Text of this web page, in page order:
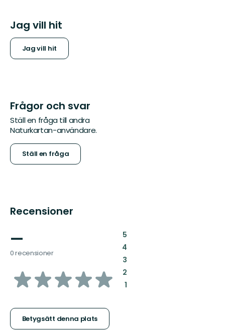
Jag vill hit
Jag vill hit
Frågor och svar
Ställ en fråga till andra
Naturkartan-användare.
Ställ en fråga
Recensioner
—
0 recensioner
av
stjärnor
Betygsätt denna plats
5:
4:
3:
2:
1: